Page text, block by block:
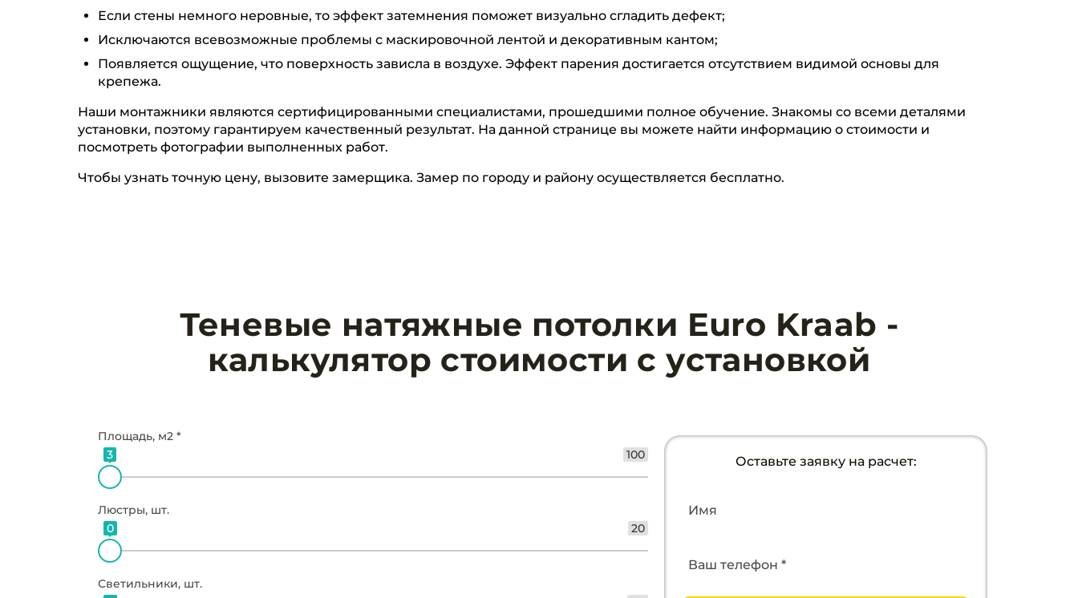
Если стены немного неровные, то эффект затемнения поможет визуально сгладить дефект;
Исключаются всевозможные проблемы с маскировочной лентой и декоративным кантом;
Появляется ощущение, что поверхность зависла в воздухе. Эффект парения достигается отсутствием видимой основы для
крепежа.
Наши монтажники являются сертифицированными специалистами, прошедшими полное обучение. Знакомы со всеми деталями
установки, поэтому гарантируем качественный результат. На данной странице вы можете найти информацию о стоимости и
посмотреть фотографии выполненных работ.
Чтобы узнать точную цену, вызовите замерщика. Замер по городу и району осуществляется бесплатно.
Теневые натяжные потолки Euro Kraab -
калькулятор стоимости с установкой
Площадь, м2 *
100
3
Люстры, шт.
20
0
Светильники, шт.
Оставьте заявку на расчет:
Имя
Ваш телефон *